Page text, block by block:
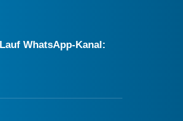
WhatsApp-Kanal: